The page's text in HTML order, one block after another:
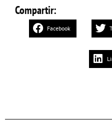
Compartir:
Facebook